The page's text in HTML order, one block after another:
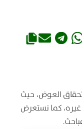
العوض، حيث
غيره، كما نستعرض